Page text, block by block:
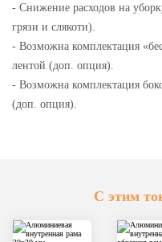
- Снижение расходов на
грязи и слякоти).
- Возможна комплектация
лентой (доп. опция).
- Возможна комплектация
(доп. опция).
С этим